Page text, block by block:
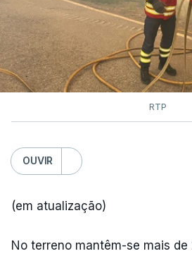
RTP
OUVIR
(em atualização)
No terreno mantêm-se mais